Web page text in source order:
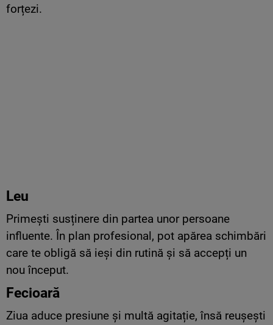
forțezi.
Leu
Primești susținere din partea unor persoane
influente. În plan profesional, pot apărea schimbări
care te obligă să ieși din rutină și să accepți un
nou început.
Fecioară
Ziua aduce presiune și multă agitație, însă reușești